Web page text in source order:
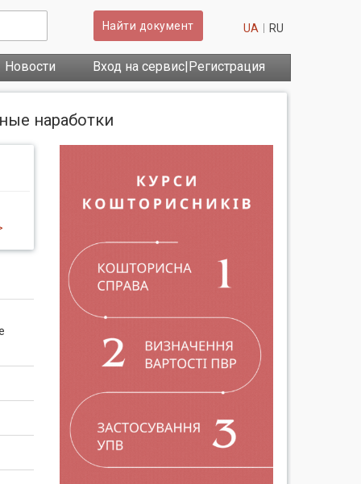
Найти документ UA RU
Новости Вход на сервис|Регистрация
наработки